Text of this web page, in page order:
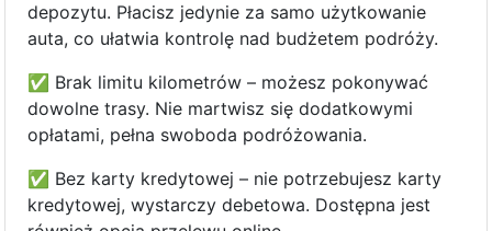
depozytu. Płacisz jedynie za samo użytkowanie
auta, co ułatwia kontrolę nad budżetem podróży.
✅ Brak limitu kilometrów – możesz pokonywać
dowolne trasy. Nie martwisz się dodatkowymi
opłatami, pełna swoboda podróżowania.
✅ Bez karty kredytowej – nie potrzebujesz karty
kredytowej, wystarczy debetowa. Dostępna jest